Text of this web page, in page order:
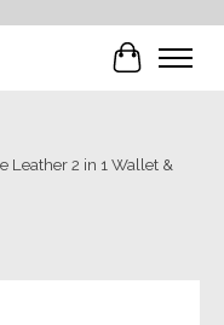
Leather 2 in 1 Wallet &